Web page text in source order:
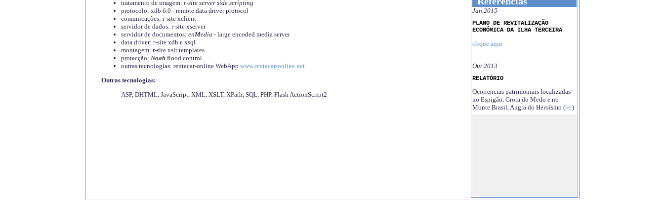
tratamento de imagem: r-site server side scripting
protocolo: xdb 6.0 - remote data driver protocol
comunicações: r-site xclient
servidor de dados: r-site xserver
servidor de documentos: enMedia - large encoded media server
data driver: r-site xdb e xsql
montagem: r-site xslt templates
protecção: Noahflood control
outras tecnologias: rentacar-online WebApp www.rentacar-online.net
Outras tecnologias:
ASP, DHTML, JavaScript, XML, XSLT, XPath, SQL, PHP, Flash ActionScript2
Jan.2015
PLANO DE REVITALIZAÇÃO
ECONÓMICA DA ILHA TERCEIRA
clique aqui
Out.2013
RELATÓRIO
Ocorrencias patrimoniais localizadas
no Espigão, Grota do Medo e no
Monte Brasil, Angra do Heroísmo (ler)